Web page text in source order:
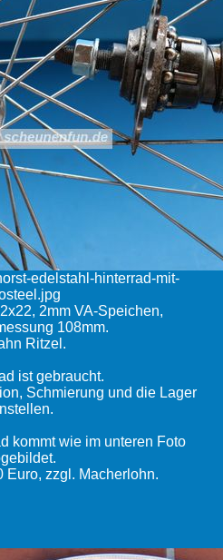
edelstahl-hinterrad-mit-
2mm VA-Speichen,
108mm.
Ritzel.
ist gebraucht.
Schmierung und die Lager
kommt wie im unteren Foto
Euro, zzgl. Macherlohn.